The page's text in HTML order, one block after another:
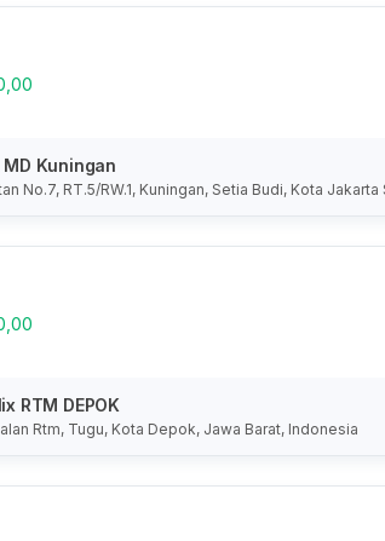
Kuningan
No.7, RT.5/RW.1, Kuningan, Setia Budi, Kota Jakarta
RTM DEPOK
Rtm, Tugu, Kota Depok, Jawa Barat, Indonesia